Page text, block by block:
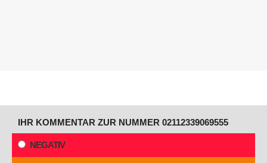
IHR KOMMENTAR ZUR NUMMER 02112339069555
NEGATIV